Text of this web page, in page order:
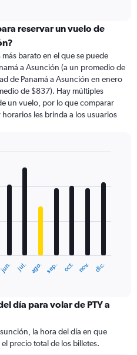
reservar un vuelo de
barato en el que se puede
a Asunción (a un promedio de
de Panamá a Asunción en enero
de $837). Hay múltiples
un vuelo, por lo que comparar
les brinda a los usuarios
jun. jul. ago. sep. oct. nov. dic.
día para volar de PTY a
la hora del día en que
precio total de los billetes.